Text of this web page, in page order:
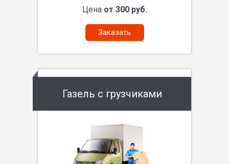
Цена от 300 руб.
Заказать
Газель с грузчиками